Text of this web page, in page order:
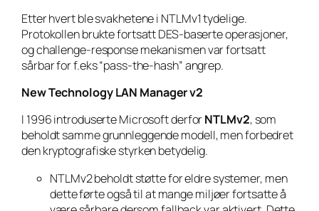
Etter hvert ble svakhetene i NTLMv1 tydelige.
Protokollen brukte fortsatt DES-baserte operasjoner,
og challenge-response mekanismen var fortsatt
sårbar for f.eks “pass-the-hash” angrep.
New Technology LAN Manager v2
I 1996 introduserte Microsoft derforNTLMv2, som
beholdt samme grunnleggende modell, men forbedret
den kryptografiske styrken betydelig.
NTLMv2 beholdt støtte for eldre systemer, men
dette førte også til at mange miljøer fortsatte å